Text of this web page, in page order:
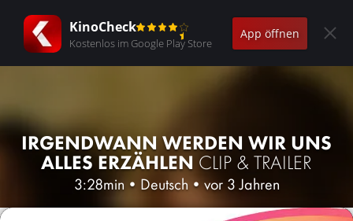
KinoCheck
Kostenlos im Google Play Store
App öffnen
IRGENDWANN WERDEN WIR UNS
ALLES ERZÄHLEN CLIP & TRAILER
3:28min • Deutsch •vor 3 Jahren